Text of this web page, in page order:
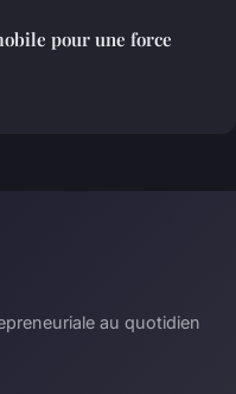
pour une force
au quotidien